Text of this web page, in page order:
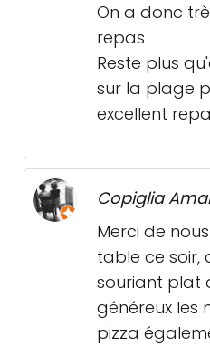
On a donc
repas
Reste plus
sur la plage
excellent
Copiglia
Merci de
table ce soir,
souriant plat
généreux les
pizza